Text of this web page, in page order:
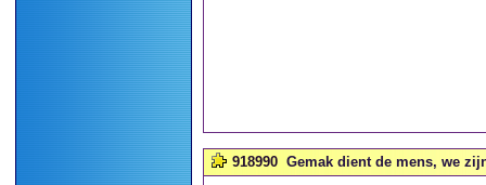
918990 Gemak dient de mens, we